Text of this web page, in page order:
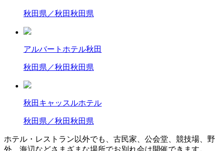
秋田県／秋田秋田県
アルバートホテル秋田
秋田県／秋田秋田県
秋田キャッスルホテル
秋田県／秋田秋田県
ホテル・レストラン以外でも、古民家、公会堂、競技場、野
外、海辺などさまざまな場所でお別れ会は開催できます。